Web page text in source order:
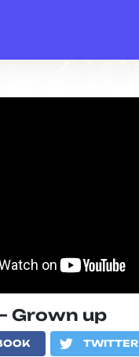
Grown up
TWITTER